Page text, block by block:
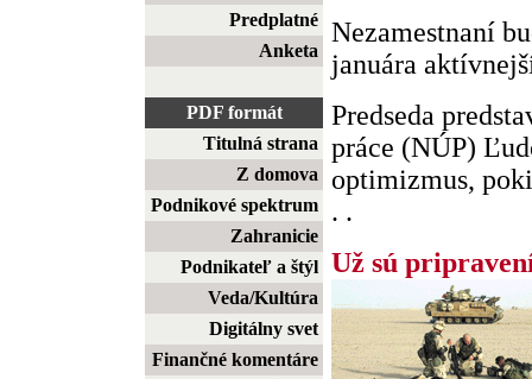
Predplatné
Anketa
PDF formát
Titulná strana
Z domova
Podnikové spektrum
Zahranicie
Podnikateľ a štýl
Veda/Kultúra
Digitálny svet
Finančné komentáre
Nezamestnaní
januára
Predseda
práce (NÚP)
optimizmus,
. .
Už sú